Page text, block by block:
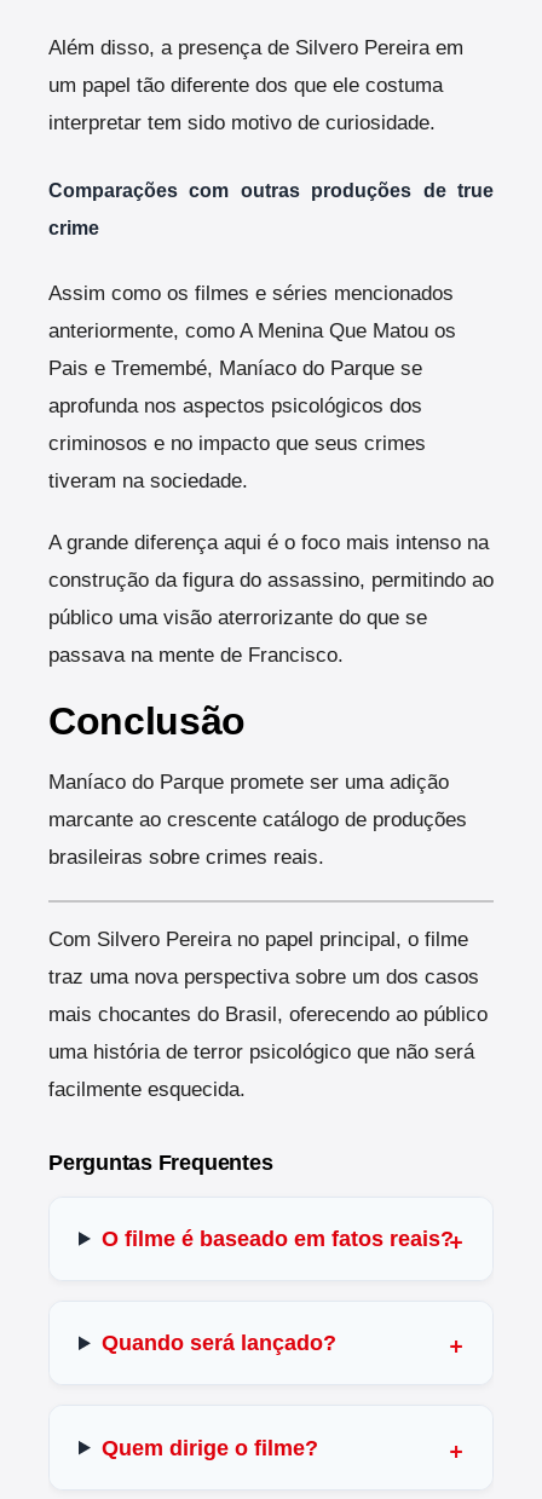
Além disso, a presença de Silvero Pereira em
um papel tão diferente dos que ele costuma
interpretar tem sido motivo de curiosidade.
Comparações com outras produções de true
crime
Assim como os filmes e séries mencionados
anteriormente, como A Menina Que Matou os
Pais e Tremembé, Maníaco do Parque se
aprofunda nos aspectos psicológicos dos
criminosos e no impacto que seus crimes
tiveram na sociedade.
A grande diferença aqui é o foco mais intenso na
construção da figura do assassino, permitindo ao
público uma visão aterrorizante do que se
passava na mente de Francisco.
Conclusão
Maníaco do Parque promete ser uma adição
marcante ao crescente catálogo de produções
brasileiras sobre crimes reais.
Com Silvero Pereira no papel principal, o filme
traz uma nova perspectiva sobre um dos casos
mais chocantes do Brasil, oferecendo ao público
uma história de terror psicológico que não será
facilmente esquecida.
Perguntas Frequentes
O filme é baseado em fatos reais?
Quando será lançado?
Quem dirige o filme?